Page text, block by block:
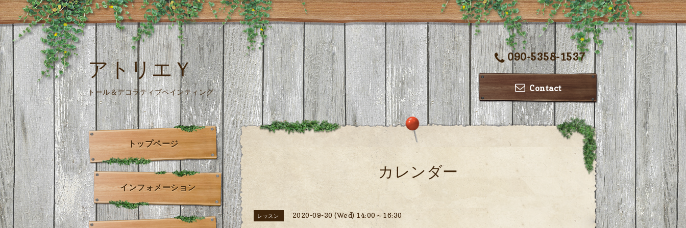
090-5358-1537
Contact
アトリエＹ
トール＆デコラティブペインティング
カレンダー
レッスン 2020-09-30 (Wed) 14:00～16:30
トップページ
インフォメーション